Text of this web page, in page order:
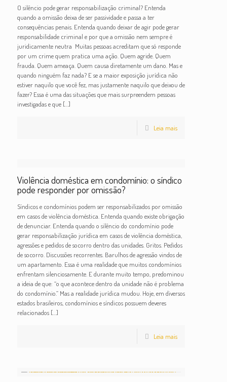
O silêncio pode gerar responsabilização criminal? Entenda
quando a omissão deixa de ser passividade e passa a ter
consequências penais. Entenda quando deixar de agir pode gerar
responsabilidade criminal e por que a omissão nem sempre é
juridicamente neutra Muitas pessoas acreditam que só responde
por um crime quem pratica uma ação. Quem agride. Quem
frauda. Quem ameaça. Quem causa diretamente um dano. Mas e
quando ninguém faz nada? E se a maior exposição jurídica não
estiver naquilo que você fez, mas justamente naquilo que deixou de
fazer? Essa é uma das situações que mais surpreendem pessoas
investigadas e que[…]
Leia mais
Violência doméstica em condomínio: o síndico
pode responder por omissão?
Síndicos e condomínios podem ser responsabilizados por omissão
em casos de violência doméstica. Entenda quando existe obrigação
de denunciar. Entenda quando o silêncio do condomínio pode
gerar responsabilização jurídica em casos de violência doméstica,
agressões e pedidos de socorro dentro das unidades. Gritos. Pedidos
de socorro. Discussões recorrentes. Barulhos de agressão vindos de
um apartamento. Essa é uma realidade que muitos condomínios
enfrentam silenciosamente. E durante muito tempo, predominou
a ideia de que: “o que acontece dentro da unidade não é problema
do condomínio.” Mas a realidade jurídica mudou. Hoje, em diversos
estados brasileiros, condomínios e síndicos possuem deveres
relacionados[…]
Leia mais